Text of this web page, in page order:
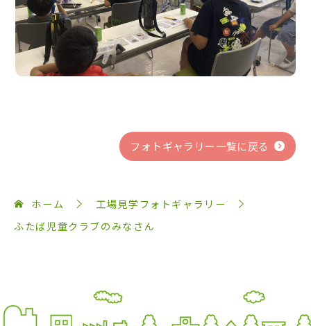
フォトギャラリー一覧に戻る
ホーム
工場見学フォトギャラリー
ふたば児童クラブのみなさん